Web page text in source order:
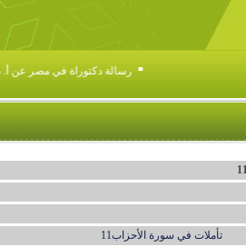
رسالة دكتوراة في مصر عن أ. د
تأملات في سورة الأحزاب11